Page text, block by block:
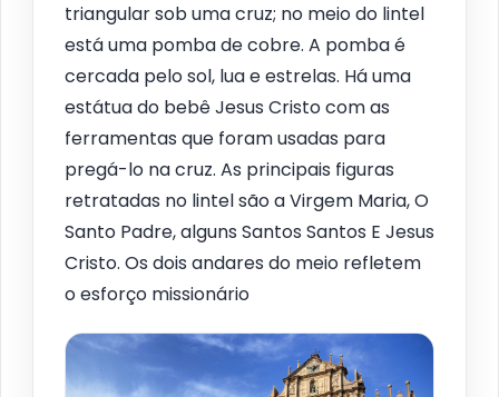
triangular sob uma cruz; no meio do lintel
está uma pomba de cobre. A pomba é
cercada pelo sol, lua e estrelas. Há uma
estátua do bebê Jesus Cristo com as
ferramentas que foram usadas para
pregá-lo na cruz. As principais figuras
retratadas no lintel são a Virgem Maria, O
Santo Padre, alguns Santos Santos E Jesus
Cristo. Os dois andares do meio refletem
o esforço missionário